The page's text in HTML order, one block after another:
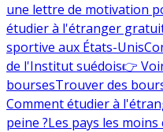
une lettre de motivation
étudier à l'étranger
sportive aux États-Unis
de l'Institut suédois👉
boursesTrouver des
Comment étudier à
peine ?Les pays les